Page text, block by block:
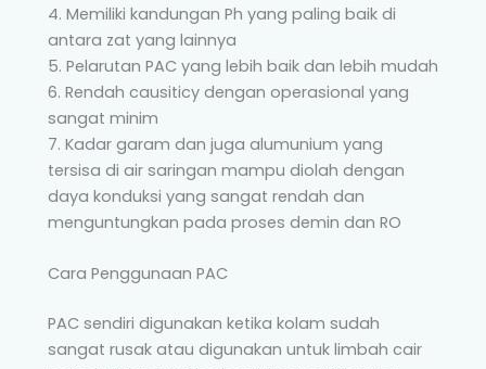
4. Memiliki kandungan Ph yang paling baik di
antara zat yang lainnya
5. Pelarutan PAC yang lebih baik dan lebih mudah
6. Rendah causiticy dengan operasional yang
sangat minim
7. Kadar garam dan juga alumunium yang
tersisa di air saringan mampu diolah dengan
daya konduksi yang sangat rendah dan
menguntungkan pada proses demin dan RO
Cara Penggunaan PAC
PAC sendiri digunakan ketika kolam sudah
sangat rusak atau digunakan untuk limbah cair